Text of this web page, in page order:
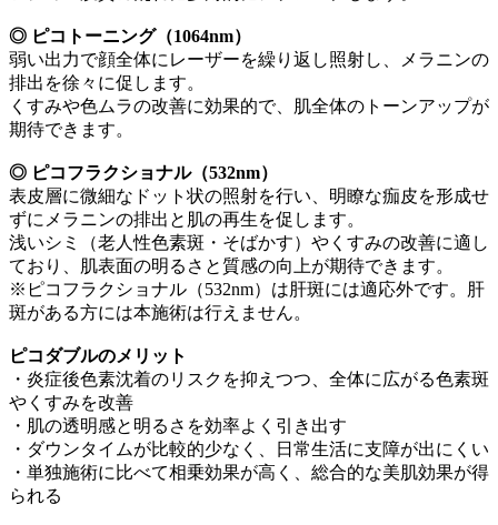
◎ ピコトーニング（1064nm）
弱い出力で顔全体にレーザーを繰り返し照射し、メラニンの
排出を徐々に促します。
くすみや色ムラの改善に効果的で、肌全体のトーンアップが
期待できます。
◎ ピコフラクショナル（532nm）
表皮層に微細なドット状の照射を行い、明瞭な痂皮を形成せ
ずにメラニンの排出と肌の再生を促します。
浅いシミ（老人性色素斑・そばかす）やくすみの改善に適し
ており、肌表面の明るさと質感の向上が期待できます。
※ピコフラクショナル（532nm）は肝斑には適応外です。肝
斑がある方には本施術は行えません。
ピコダブルのメリット
・炎症後色素沈着のリスクを抑えつつ、全体に広がる色素斑
やくすみを改善
・肌の透明感と明るさを効率よく引き出す
・ダウンタイムが比較的少なく、日常生活に支障が出にくい
・単独施術に比べて相乗効果が高く、総合的な美肌効果が得
られる